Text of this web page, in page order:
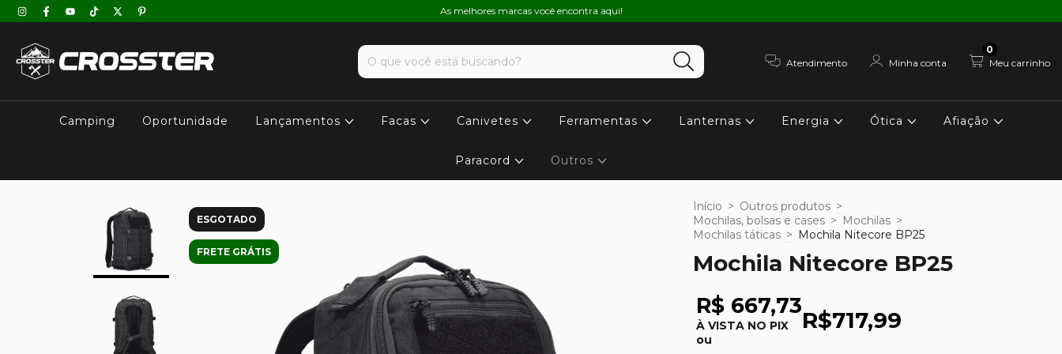
As melhores marcas você encontra aqui!
Atendimento Minha conta Meu carrinho
0
Camping Oportunidade Lançamentos Facas Canivetes Ferramentas Lanternas Energia Ótica Afiação
Paracord Outros
ESGOTADO
FRETE GRÁTIS
Início > Outros produtos >
Mochilas, bolsas e cases > Mochilas >
Mochilas táticas > Mochila Nitecore BP25
Mochila Nitecore BP25
R$ 667,73
À VISTA NO PIX
ou
R$717,99